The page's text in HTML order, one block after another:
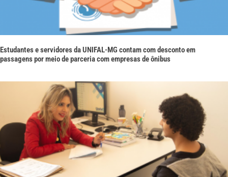
Estudantes e servidores da UNIFAL-MG contam com desconto em
passagens por meio de parceria com empresas de ônibus